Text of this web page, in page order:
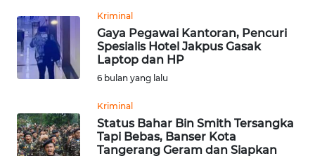
Kriminal
Gaya Pegawai Kantoran, Pencuri
Spesialis Hotel Jakpus Gasak
Laptop dan HP
6 bulan yang lalu
Kriminal
Status Bahar Bin Smith Tersangka
Tapi Bebas, Banser Kota
Tangerang Geram dan Siapkan
PAPUA
WN
PAPUA
WN
RIAU